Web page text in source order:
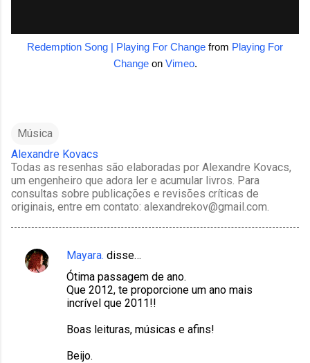
Redemption Song | Playing For Change from Playing For
Changeon Vimeo.
Música
Alexandre Kovacs
Todas as resenhas são elaboradas por Alexandre Kovacs,
um engenheiro que adora ler e acumular livros. Para
consultas sobre publicações e revisões críticas de
originais, entre em contato: alexandrekov@gmail.com.
C
Mayara. disse…
Ótima passagem de ano.
Que 2012, te proporcione um ano mais
incrível que 2011!!
Boas leituras, músicas e afins!
Beijo.